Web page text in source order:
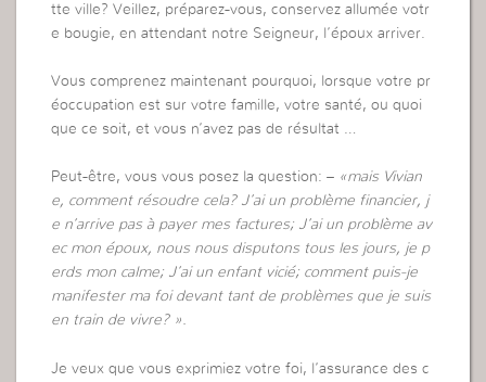
tte ville? Veillez, préparez-vous, conservez allumée votr
e bougie, en attendant notre Seigneur, l’époux arriver.
Vous comprenez maintenant pourquoi, lorsque votre pr
éoccupation est sur votre famille, votre santé, ou quoi
que ce soit, et vous n’avez pas de résultat …
Peut-être, vous vous posez la question: – «mais Vivian
e, comment résoudre cela? J’ai un problème financier, j
e n’arrive pas à payer mes factures; J’ai un problème av
ec mon époux, nous nous disputons tous les jours, je p
erds mon calme; J’ai un enfant vicié; comment puis-je
manifester ma foi devant tant de problèmes que je suis
en train de vivre? ».
Je veux que vous exprimiez votre foi, l’assurance des c